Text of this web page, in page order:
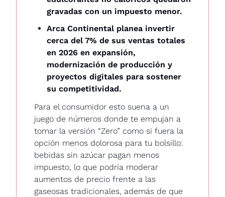
gravadas con un impuesto menor.
Arca Continental planea invertir
cerca del 7% de sus ventas totales
en 2026 en expansión,
modernización de producción y
proyectos digitales para sostener
su competitividad.
Para el consumidor esto suena a un
juego de números donde te empujan a
tomar la versión “Zero” como si fuera la
opción menos dolorosa para tu bolsillo:
bebidas sin azúcar pagan menos
impuesto, lo que podría moderar
aumentos de precio frente a las
gaseosas tradicionales, además de que